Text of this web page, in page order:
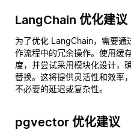
LangChain 优化建议
为了优化 LangChain，需要通
作流程中的冗余操作。使用缓
度，并尝试采用模块化设计，
替换。这将提供灵活性和效率
不必要的延迟或复杂性。
pgvector 优化建议